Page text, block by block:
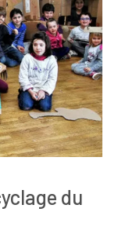
du